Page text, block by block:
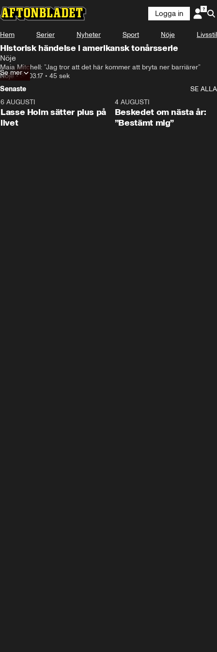
Logga in
Hem Serier Nyheter Sport Nöje Livsstil
Historisk händelse i amerikansk tonårsserie
Nöje
Maia Mitchell: ”Jag tror att det här kommer att bryta ner barriärer”
Nöje•30.03.17 • 45 sek
Se mer
Senaste
SE ALLA
6 AUGUSTI
Lasse Holm sätter plus på
livet
4 AUGUSTI
Beskedet om nästa år:
”Bestämt mig”